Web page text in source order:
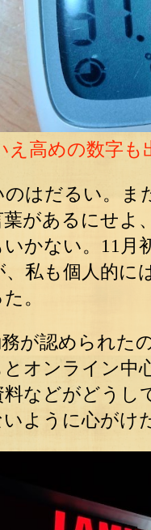
え高めの数字
のはだるい。
があるにせよ
かない。11月
私も個人的に
。
が認められた
オンライン中
などがどうし
ように心がけ